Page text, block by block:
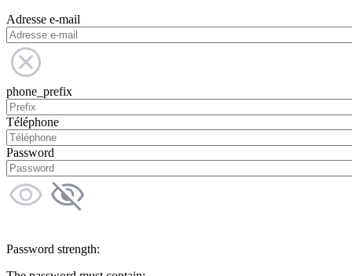
Adresse e-mail
phone_prefix
Téléphone
Password
Password strength: